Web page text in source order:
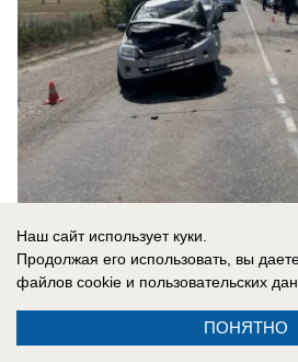
вчера в 21:00
Общество
Бывшего заместителя
Наш сайт использует куки.
Продолжая его использовать, вы
файлов cookie и пользовательских
ПОНЯТНО